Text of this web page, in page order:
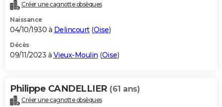
Créer une cagnotte obsèques
Naissance
04/10/1930 à Delincourt(Oise)
Décès
09/11/2023 à Vieux-Moulin (Oise)
Philippe CANDELLIER (61 ans)
Créer une cagnotte obsèques